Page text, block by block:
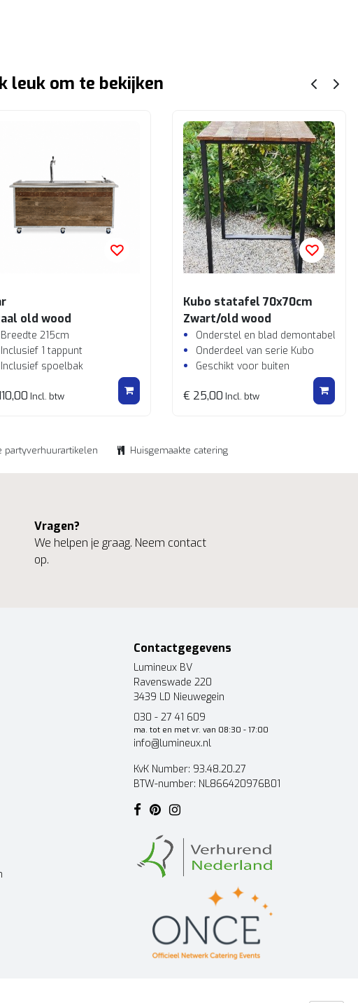
leuk om te bekijken
old wood
Breedte 215cm
Inclusief 1 tappunt
Inclusief spoelbak
Verrijdbaar d.m.v. zwenkwielen incl. rem
Incl. btw
Kubo statafel 70x70cm
Zwart/old wood
Onderstel en blad demontabel
Onderdeel van serie Kubo
Geschikt voor buiten
€ 25,00 Incl. btw
partyverhuurartikelen Huisgemaakte catering
Vragen?
We helpen je graag. Neem contact
op.
Contactgegevens
Lumineux BV
Ravenswade 220
3439 LD Nieuwegein
030 - 27 41 609
ma. tot en met vr. van 08:30 - 17:00
info@lumineux.nl
KvK Number: 93.48.20.27
BTW-number: NL866420976B01